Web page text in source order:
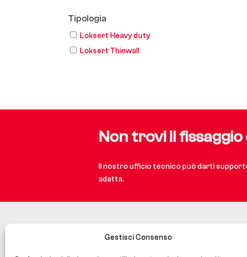
Gestisci Consenso
Tipologia
Loksert Heavy duty
Loksert Thinwall
Non trovi il
Il nostro ufficio tecnico può darti
adatta.